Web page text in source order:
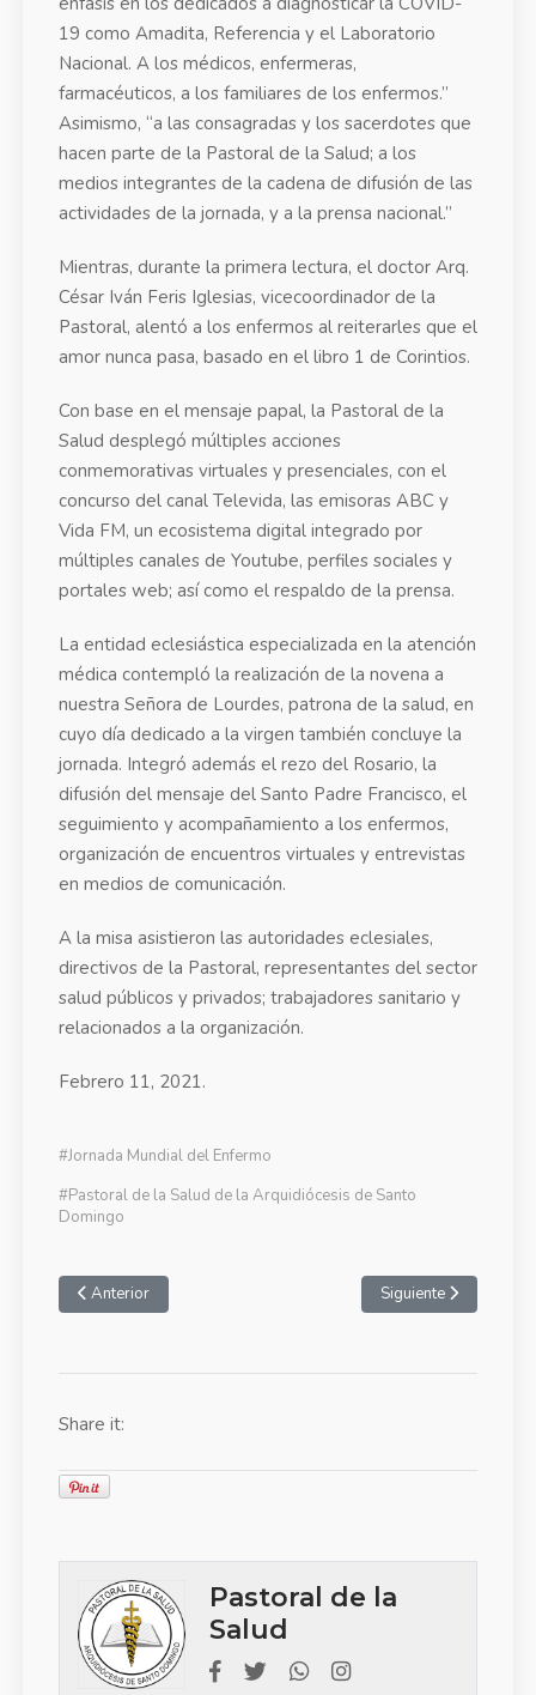
19 como Amadita, Referencia y el Laboratorio
Nacional. A los médicos, enfermeras,
farmacéuticos, a los familiares de los enfermos.”
Asimismo, “a las consagradas y los sacerdotes que
hacen parte de la Pastoral de la Salud; a los
medios integrantes de la cadena de difusión de las
actividades de la jornada, y a la prensa nacional.”
Mientras, durante la primera lectura, el doctor Arq.
César Iván Feris Iglesias, vicecoordinador de la
Pastoral, alentó a los enfermos al reiterarles que el
amor nunca pasa, basado en el libro 1 de Corintios.
Con base en el mensaje papal, la Pastoral de la
Salud desplegó múltiples acciones
conmemorativas virtuales y presenciales, con el
concurso del canal Televida, las emisoras ABC y
Vida FM, un ecosistema digital integrado por
múltiples canales de Youtube, perfiles sociales y
portales web; así como el respaldo de la prensa.
La entidad eclesiástica especializada en la atención
médica contempló la realización de la novena a
nuestra Señora de Lourdes, patrona de la salud, en
cuyo día dedicado a la virgen también concluye la
jornada. Integró además el rezo del Rosario, la
difusión del mensaje del Santo Padre Francisco, el
seguimiento y acompañamiento a los enfermos,
organización de encuentros virtuales y entrevistas
en medios de comunicación.
A la misa asistieron las autoridades eclesiales,
directivos de la Pastoral, representantes del sector
salud públicos y privados; trabajadores sanitario y
relacionados a la organización.
Febrero 11, 2021.
#Jornada Mundial del Enfermo
#Pastoral de la Salud de la Arquidiócesis de Santo
Domingo
Anterior Siguiente
Share it:
Pastoral de la
Salud